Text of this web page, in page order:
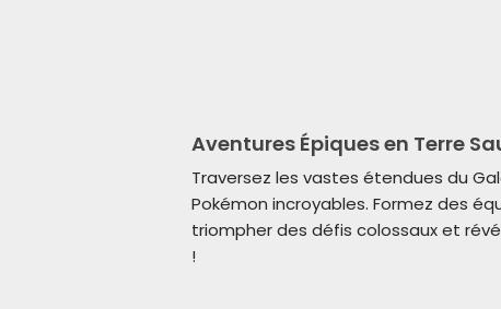
Aventures Épiques en Terre
Traversez les vastes étendues du
Pokémon incroyables. Formez des
triompher des défis colossaux et
!